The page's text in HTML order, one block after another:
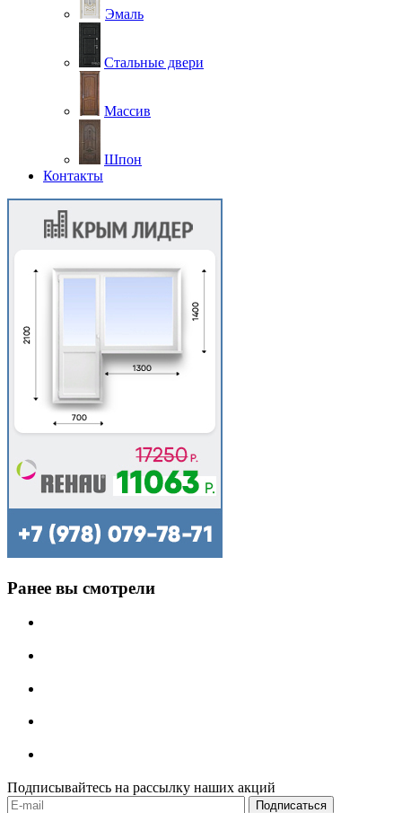
Эмаль
Стальные двери
Массив
Шпон
Контакты
Ранее вы смотрели
Подписывайтесь на рассылку наших акций